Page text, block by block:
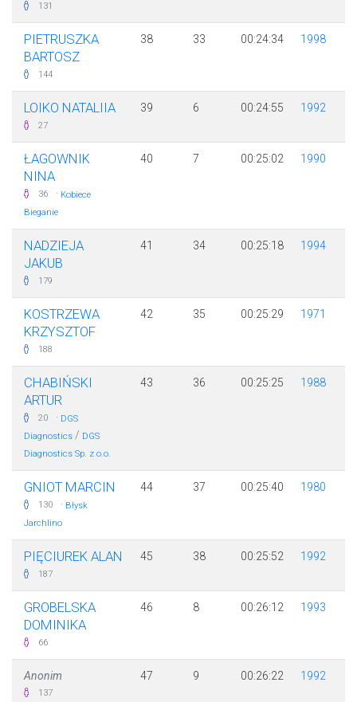
131
PIETRUSZKA
BARTOSZ
144
38 33 00:24:34 1998
LOIKO NATALIIA
27
39 6 00:24:55 1992
ŁAGOWNIK
NINA
36 · Kobiece
Bieganie
40 7 00:25:02 1990
NADZIEJA
JAKUB
179
41 34 00:25:18 1994
KOSTRZEWA
KRZYSZTOF
188
42 35 00:25:29 1971
CHABIŃSKI
ARTUR
20 · DGS
Diagnostics / DGS
Diagnostics Sp. z o.o.
43 36 00:25:25 1988
GNIOT MARCIN
130 · Błysk
Jarchlino
44 37 00:25:40 1980
PIĘCIUREK ALAN
187
45 38 00:25:52 1992
GROBELSKA
DOMINIKA
66
46 8 00:26:12 1993
Anonim
137
47 9 00:26:22 1992